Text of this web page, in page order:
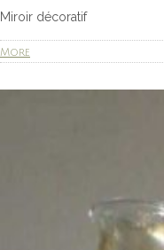
Miroir décoratif
More